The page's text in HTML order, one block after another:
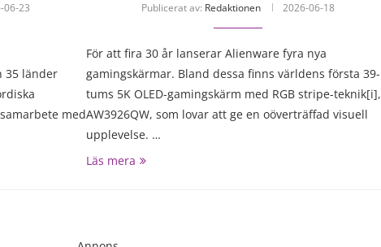
06-23
35 länder
med
Publicerat av: Redaktionen 2026-06-18
För att fira 30 år lanserar Alienware fyra nya
gamingskärmar. Bland dessa finns världens första 39-
tums 5K OLED-gamingskärm med RGB stripe-teknik[i],
AW3926QW, som lovar att ge en oöverträffad visuell
upplevelse. …
Läs mera